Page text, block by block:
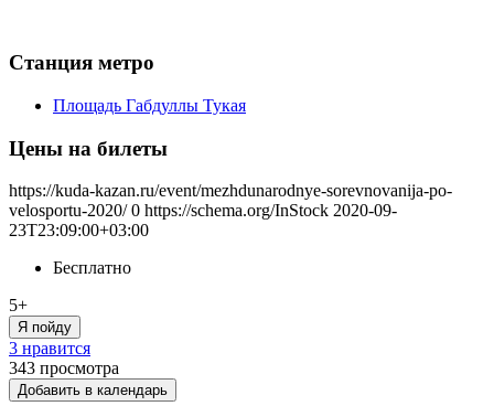
Станция метро
Площадь Габдуллы Тукая
Цены на билеты
https://kuda-kazan.ru/event/mezhdunarodnye-sorevnovanija-po-
velosportu-2020/ 0 https://schema.org/InStock 2020-09-
23T23:09:00+03:00
Бесплатно
5+
Я пойду
3 нравится
343 просмотра
Добавить в календарь